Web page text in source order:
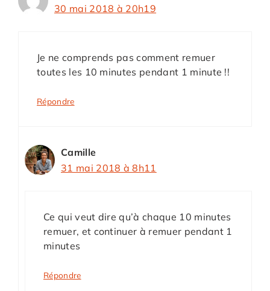
30 mai 2018 à 20h19
Je ne comprends pas comment remuer
toutes les 10 minutes pendant 1 minute !!
Répondre
Camille
31 mai 2018 à 8h11
Ce qui veut dire qu’à chaque 10 minutes
remuer, et continuer à remuer pendant 1
minutes
Répondre